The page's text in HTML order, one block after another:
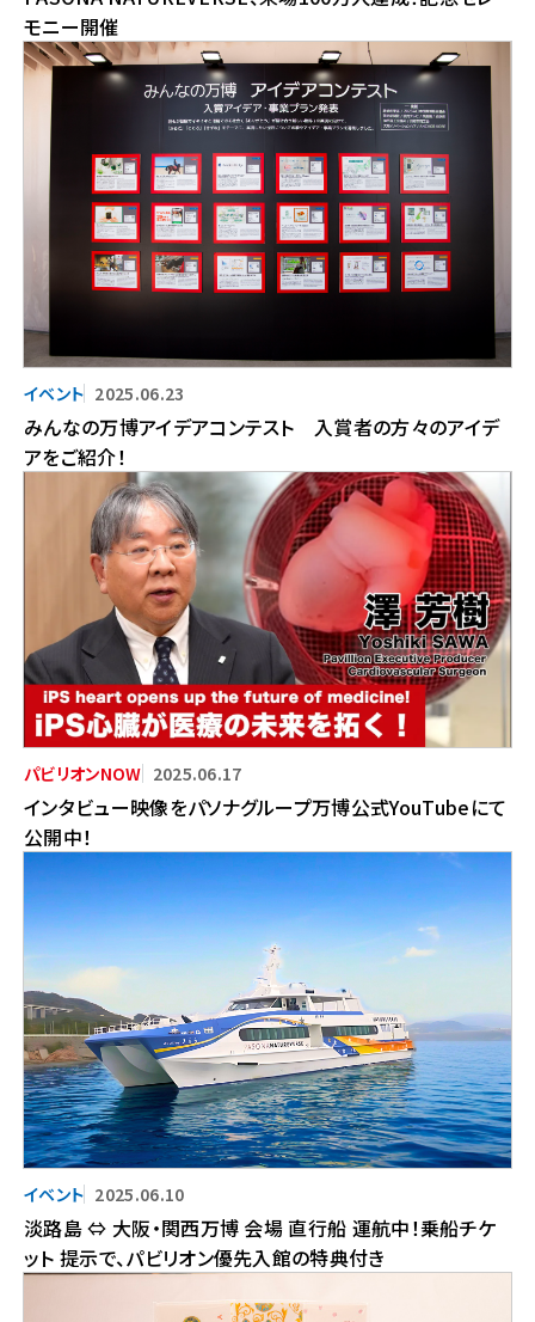
モニー開催
2025.06.23
みんなの万博アイデアコンテスト 入賞者の方々のアイデ
アをご紹介！
2025.06.17
インタビュー映像をパソナグループ万博公式YouTubeにて
公開中！
2025.06.10
淡路島 ⇔ 大阪・関西万博 会場 直行船 運航中！乗船チケ
ット 提示で、パビリオン優先入館の特典付き